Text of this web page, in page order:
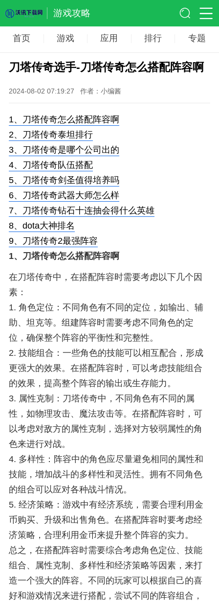
游戏攻略
首页 游戏 应用 排行 专题
刀塔传奇选手-刀塔传奇怎么搭配阵容啊
2024-08-02 07:19:27 作者：小编酱
1、
刀塔传奇怎么搭配阵容啊
2、
刀塔传奇泰坦排行
3、
刀塔传奇是哪个公司出的
4、
刀塔传奇队伍搭配
5、
刀塔传奇剑圣值得培养吗
6、
刀塔传奇武器大师怎么样
7、
刀塔传奇钻石十连抽会得什么英雄
8、 dota大神排名
9、
刀塔传奇2最强阵容
1、
刀塔传奇怎么搭配阵容啊
在刀塔传奇中，在搭配阵容时需要考虑以下几个因
素：
1. 角色定位：不同角色有不同的定位，如输出、辅
助、坦克等。组建阵容时需要考虑不同角色的定
位，确保整个阵容的平衡性和完整性。
2. 技能组合：一些角色的技能可以相互配合，形成
更强大的效果。在搭配阵容时，可以考虑技能组合
的效果，提高整个阵容的输出或生存能力。
3. 属性克制：刀塔传奇中，不同角色有不同的属
性，如物理攻击、魔法攻击等。在搭配阵容时，可
以考虑对敌方的属性克制，选择对方较弱属性的角
色来进行对战。
4. 多样性：阵容中的角色应尽量避免相同的属性和
技能，增加战斗的多样性和灵活性。拥有不同角色
的组合可以应对各种战斗情况。
5. 经济策略：游戏中有经济系统，需要合理利用金
币购买、升级和出售角色。在搭配阵容时要考虑经
济策略，合理利用金币来提升整个阵容的实力。
总之，在搭配阵容时需要综合考虑角色定位、技能
组合、属性克制、多样性和经济策略等因素，来打
造一个强大的阵容。不同的玩家可以根据自己的喜
好和游戏情况来进行搭配，尝试不同的阵容组合，